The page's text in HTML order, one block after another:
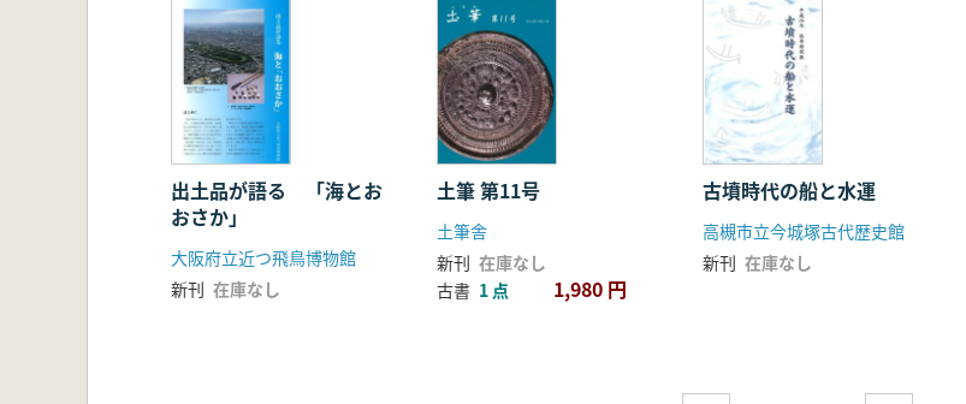
市村慎太郎<もっと知りたい>特殊器台形埴輪
波多子塚古墳/下池山古墳/マバカ西古墳
永山はるか<もっと知りたい>円筒埴輪・楕円筒埴輪・鰭付円筒埴輪
2 鳥見山古墳群
櫻井茶臼山古墳/メスリ山古墳
飯田浩光<もっと知りたい>前期古墳の副葬品
鈴千夏<もっと知りたい>威儀具
3 柳本古墳群
行燈山古墳/櫛山古墳/渋谷向山古墳
永山はるか<もっと知りたい>前期古墳の副葬品～石製品
4 奈良盆地周辺部
出土品が語る 「海とお
おさか」
大阪府立近つ飛鳥博物館
新刊 在庫なし
土筆 第11号
土筆舎
新刊 在庫なし
古書 1 点 1,980 円
古墳時代の船と水運
高槻市立今城塚古代歴史館
新刊 在庫なし